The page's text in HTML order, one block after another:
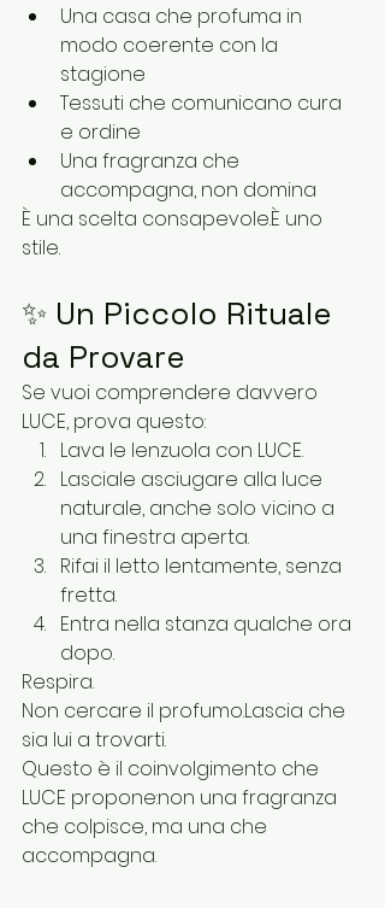
Una casa che profuma in
modo coerente con la
stagione
Tessuti che comunicano cura
e ordine
Una fragranza che
accompagna, non domina
È una scelta consapevole.È uno
stile.
✨ Un Piccolo Rituale
da Provare
Se vuoi comprendere davvero
LUCE, prova questo:
Lava le lenzuola con LUCE.
Lasciale asciugare alla luce
naturale, anche solo vicino a
una finestra aperta.
Rifai il letto lentamente, senza
fretta.
Entra nella stanza qualche ora
dopo.
Respira.
Non cercare il profumo.Lascia che
sia lui a trovarti.
Questo è il coinvolgimento che
LUCE propone:non una fragranza
che colpisce, ma una che
accompagna.